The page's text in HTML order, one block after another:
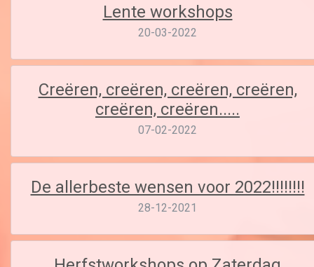
Lente workshops
20-03-2022
Creëren, creëren, creëren, creëren,
creëren, creëren.....
07-02-2022
De allerbeste wensen voor 2022!!!!!!!!
28-12-2021